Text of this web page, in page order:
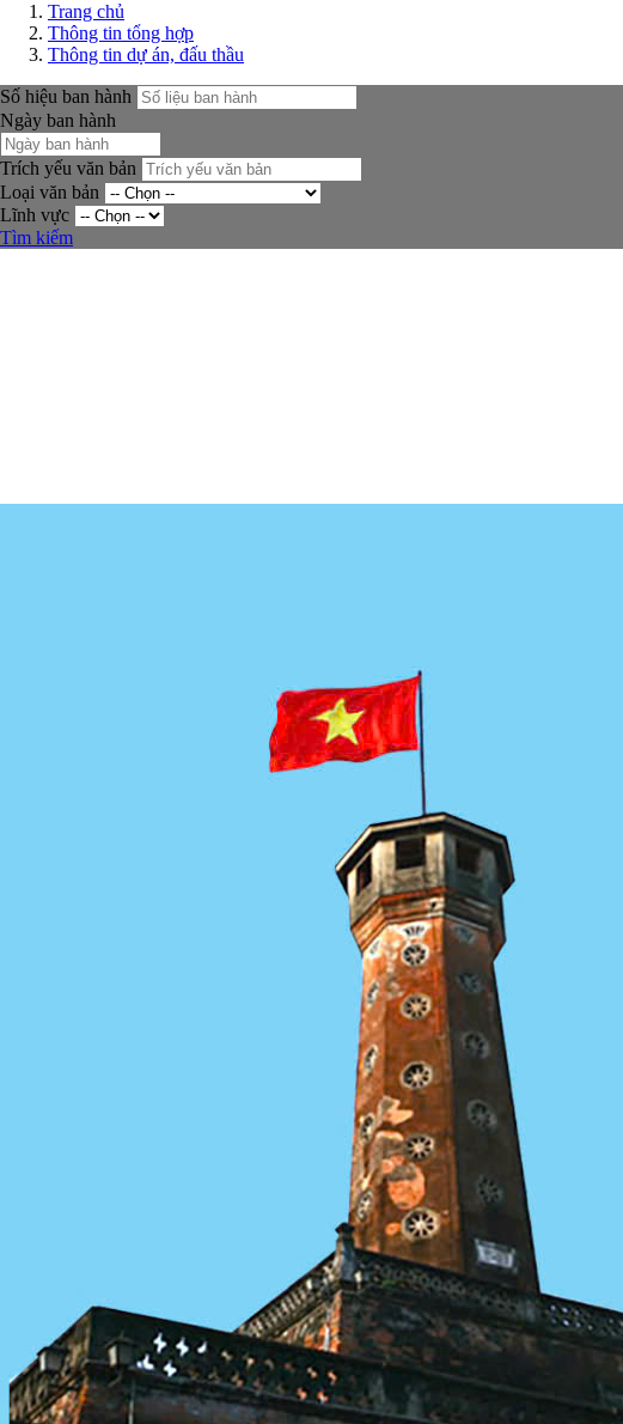
Trang chủ
Thông tin tổng hợp
Thông tin dự án, đấu thầu
Số hiệu ban hành
Ngày ban hành
Trích yếu văn bản
Loại văn bản
Lĩnh vực
Tìm kiếm